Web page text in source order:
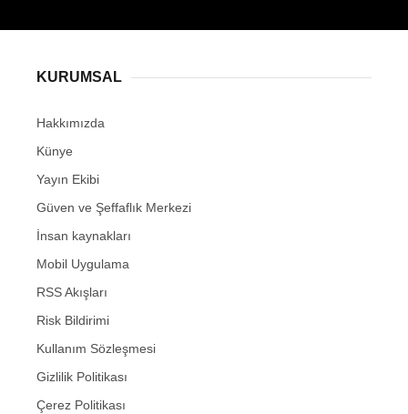
KURUMSAL
Hakkımızda
Künye
Yayın Ekibi
Güven ve Şeffaflık Merkezi
İnsan kaynakları
Mobil Uygulama
RSS Akışları
Risk Bildirimi
Kullanım Sözleşmesi
Gizlilik Politikası
Çerez Politikası